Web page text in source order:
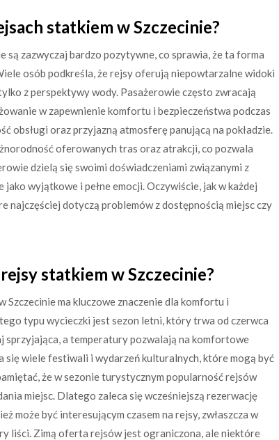
statkiem w Szczecinie?
są zazwyczaj bardzo pozytywne, co sprawia, że ta forma
osób podkreśla, że rejsy oferują niepowtarzalne widoki
z perspektywy wody. Pasażerowie często zwracają
w zapewnienie komfortu i bezpieczeństwa podczas
obsługi oraz przyjazną atmosferę panującą na pokładzie.
oferowanych tras oraz atrakcji, co pozwala
dzielą się swoimi doświadczeniami związanymi z
wyjątkowe i pełne emocji. Oczywiście, jak w każdej
najczęściej dotyczą problemów z dostępnością miejsc czy
statkiem w Szczecinie?
ma kluczowe znaczenie dla komfortu i
typu wycieczki jest sezon letni, który trwa od czerwca
sprzyjająca, a temperatury pozwalają na komfortowe
się wiele festiwali i wydarzeń kulturalnych, które mogą być
że w sezonie turystycznym popularność rejsów
miejsc. Dlatego zaleca się wcześniejszą rezerwację
może być interesującym czasem na rejsy, zwłaszcza w
liści. Zimą oferta rejsów jest ograniczona, ale niektóre